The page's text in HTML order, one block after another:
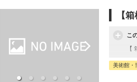
【
こ
【
美術館・